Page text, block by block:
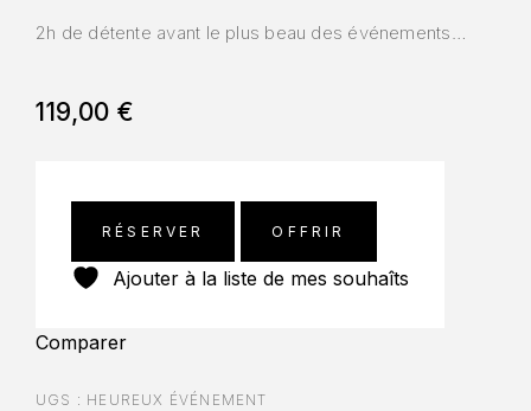
2h de détente avant le plus beau des événements…
119,00€
RÉSERVER OFFRIR
Ajouter à la liste de mes souhaîts
Comparer
UGS : HEUREUX ÉVÉNEMENT